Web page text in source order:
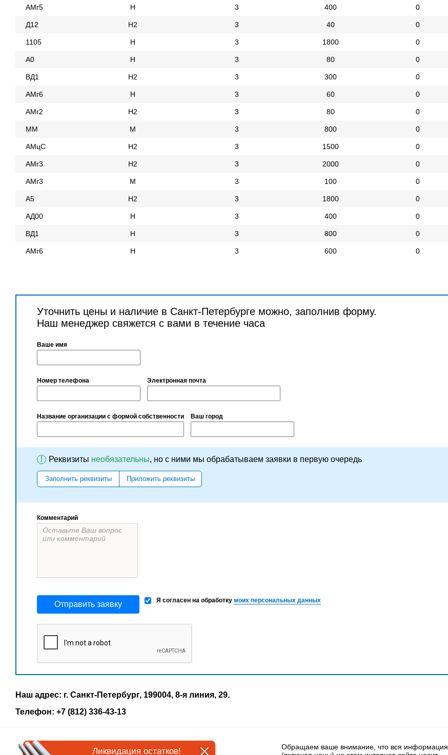
АМг5 Н 3 400 0
Д12 Н2 3 40 0
1105 Н 3 1800 0
А0 Н 3 80 0
ВД1 Н2 3 300 0
АМг6 Н 3 60 0
АМг2 Н2 3 80 0
ММ М 3 800 0
АМцС Н2 3 1500 0
АМг3 Н2 3 2000 0
АМг3 М 3 100 0
А5 Н2 3 1800 0
АД00 Н 3 400 0
ВД1 Н 3 800 0
АМг6 Н 3 600 0
Уточнить цены и наличие в Санкт-Петербурге можно, заполнив форму.
Наш менеджер свяжется с вами в течение часа
Ваше имя
Номер телефона Электронная почта
Название организации с формой собственности Ваш город
! Реквизиты необязательны, но с ними мы обрабатываем заявки в первую очередь
Заполнить реквизиты Приложить реквизиты
Комментарий
Отправить заявку Я согласен на обработку моих персональных данных
Наш адрес: г. Санкт-Петербург, 199004, 8-я линия, 29.
Телефон: +7 (812) 336-43-13
Обращаем ваше внимание, что вся информация
Ликвидация остатков!